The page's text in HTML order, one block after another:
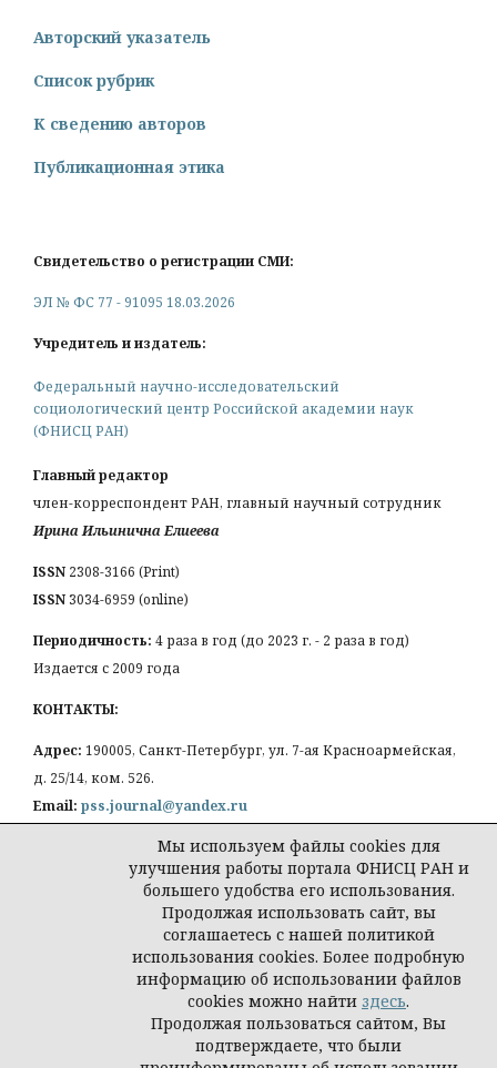
Авторский указатель
Список рубрик
К сведению авторов
Публикационная этика
Свидетельство о регистрации СМИ:
ЭЛ № ФС 77 - 91095 18.03.2026
Учредитель и издатель:
Федеральный научно-исследовательский
социологический центр Российской академии наук
(ФНИСЦ РАН)
Главный редактор
член-корреспондент РАН, главный научный сотрудник
Ирина Ильинична Елиеева
ISSN 2308-3166 (Print)
ISSN3034-6959 (online)
Периодичность: 4 раза в год (до 2023 г. - 2 раза в год)
Издается с 2009 года
КОНТАКТЫ:
Адрес: 190005, Санкт-Петербург, ул. 7-ая Красноармейская,
д. 25/14, ком. 526.
Email: pss.journal@yandex.ru
Политика конфиденциальности персональных
© Петербургская социология сегодня
Мы используем файлы cookies для
улучшения работы портала ФНИСЦ РАН и
большего удобства его использования.
Продолжая использовать сайт, вы
соглашаетесь с нашей политикой
использования cookies. Более подробную
информацию об использовании файлов
cookies можно найти здесь.
Продолжая пользоваться сайтом, Вы
подтверждаете, что были